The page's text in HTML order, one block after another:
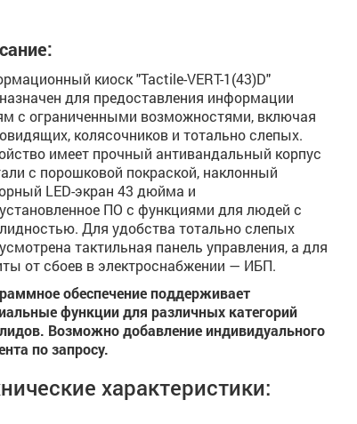
киоск "Tactile-VERT-1(43)D"
для предоставления информации
с ограниченными возможностями, включая
колясочников и тотально слепых.
имеет прочный антивандальный корпус
с порошковой покраской, наклонный
LED-экран 43 дюйма и
ПО с функциями для людей с
Для удобства тотально слепых
тактильная панель управления, а для
от сбоев в электроснабжении — ИБП.
обеспечение поддерживает
функции для различных категорий
Возможно добавление индивидуального
по запросу.
характеристики: